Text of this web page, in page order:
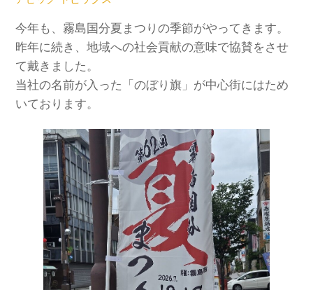
今年も、霧島国分夏まつりの季節がやってきます。
昨年に続き、地域への社会貢献の意味で協賛をさせ
て戴きました。
当社の名前が入った「のぼり旗」が中心街にはため
いております。